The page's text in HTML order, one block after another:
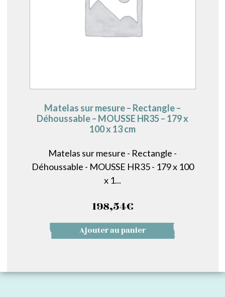
Matelas sur mesure – Rectangle –
Déhoussable – MOUSSE HR35 – 179 x
100 x 13 cm
Matelas sur mesure - Rectangle -
Déhoussable - MOUSSE HR35 - 179 x 100
x 1...
198,54€
Ajouter au panier